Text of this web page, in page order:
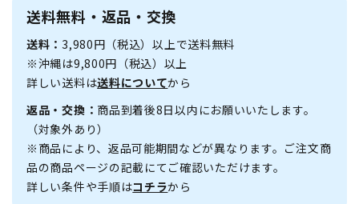
送料無料・返品・交換
送料：3,980円（税込）以上で送料無料
※沖縄は9,800円（税込）以上
詳しい送料は送料についてから
返品・交換： 商品到着後8日以内にお願いいたします。
（対象外あり）
※商品により、返品可能期間などが異なります。ご注文商
品の商品ページの記載にてご確認いただけます。
詳しい条件や手順はコチラから